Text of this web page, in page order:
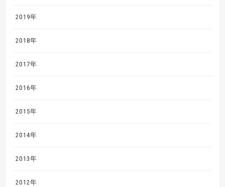
2019年
2018年
2017年
2016年
2015年
2014年
2013年
2012年